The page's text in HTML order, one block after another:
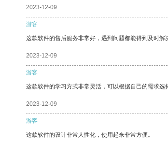
2023-12-09
游客
这款软件的售后服务非常好，遇到问题都能得到及时解
2023-12-09
游客
这款软件的学习方式非常灵活，可以根据自己的需求选
2023-12-09
游客
这款软件的设计非常人性化，使用起来非常方便。